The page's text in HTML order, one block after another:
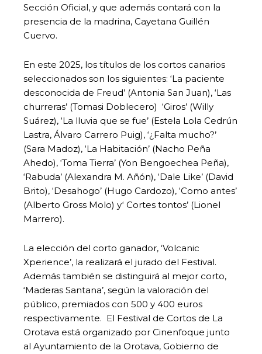
Sección Oficial, y que además contará con la
presencia de la madrina, Cayetana Guillén
Cuervo.
En este 2025, los títulos de los cortos canarios
seleccionados son los siguientes: ‘La paciente
desconocida de Freud’ (Antonia San Juan), ‘Las
churreras’ (Tomasi Doblecero) ‘Giros’ (Willy
Suárez), ‘La lluvia que se fue’ (Estela Lola Cedrún
Lastra, Álvaro Carrero Puig), ‘¿Falta mucho?’
(Sara Madoz), ‘La Habitación’ (Nacho Peña
Ahedo), ‘Toma Tierra’ (Yon Bengoechea Peña),
‘Rabuda’ (Alexandra M. Añón), ‘Dale Like’ (David
Brito), ‘Desahogo’ (Hugo Cardozo), ‘Como antes’
(Alberto Gross Molo) y‘ Cortes tontos’ (Lionel
Marrero).
La elección del corto ganador, ‘Volcanic
Xperience’, la realizará el jurado del Festival.
Además también se distinguirá al mejor corto,
‘Maderas Santana’, según la valoración del
público, premiados con 500 y 400 euros
respectivamente. El Festival de Cortos de La
Orotava está organizado por Cinenfoque junto
al Ayuntamiento de la Orotava, Gobierno de